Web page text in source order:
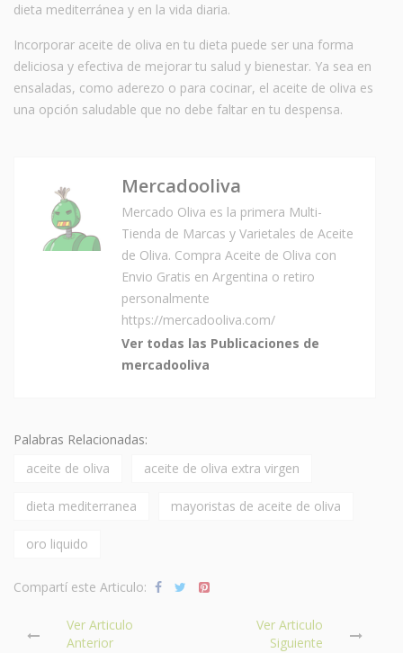
dieta mediterránea y en la vida diaria.
Incorporar aceite de oliva en tu dieta puede ser una forma
deliciosa y efectiva de mejorar tu salud y bienestar. Ya sea en
ensaladas, como aderezo o para cocinar, el aceite de oliva es
una opción saludable que no debe faltar en tu despensa.
Mercadooliva
Mercado Oliva es la primera Multi-
Tienda de Marcas y Varietales de Aceite
de Oliva. Compra Aceite de Oliva con
Envio Gratis en Argentina o retiro
personalmente
https://mercadooliva.com/
Ver todas las Publicaciones de
mercadooliva
Palabras Relacionadas:
aceite de oliva
aceite de oliva extra virgen
dieta mediterranea mayoristas de aceite de oliva
oro liquido
Compartí este Articulo:
Ver Articulo
Anterior
Ver Articulo
Siguiente